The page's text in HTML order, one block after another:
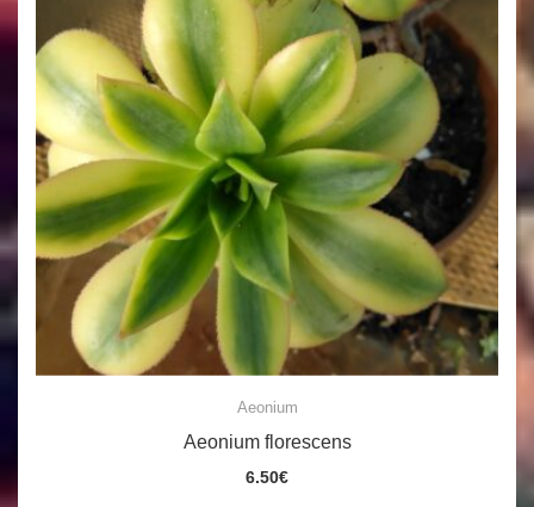
Aeonium
Aeonium florescens
6.50€